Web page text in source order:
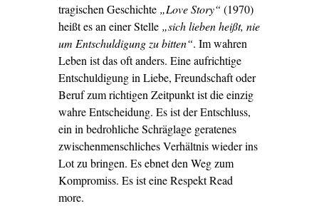
tragischen Geschichte „Love Story“ (1970)
heißt es an einer Stelle „sich lieben heißt, nie
um Entschuldigung zu bitten“. Im wahren
Leben ist das oft anders. Eine aufrichtige
Entschuldigung in Liebe, Freundschaft oder
Beruf zum richtigen Zeitpunkt ist die einzig
wahre Entscheidung. Es ist der Entschluss,
ein in bedrohliche Schräglage geratenes
zwischenmenschliches Verhältnis wieder ins
Lot zu bringen. Es ebnet den Weg zum
Kompromiss. Es ist eine Respekt Read
more.